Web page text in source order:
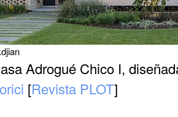
Adrogué Chico I,
[Revista PLOT]